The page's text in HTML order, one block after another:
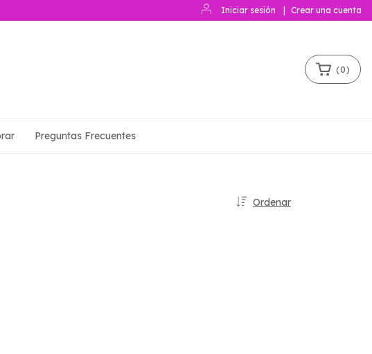
Iniciar sesión Crear una cuenta
(0)
Preguntas Frecuentes
Ordenar